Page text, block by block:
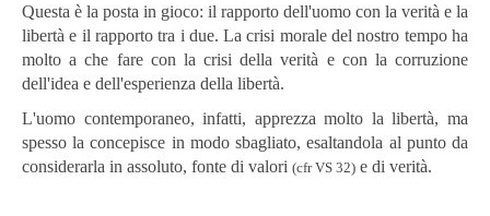
Questa è la posta in gioco: il rapporto dell'uomo con la verità e la
libertà e il rapporto tra i due. La crisi morale del nostro tempo ha
molto a che fare con la crisi della verità e con la corruzione
dell'idea e dell'esperienza della libertà.
L'uomo contemporaneo, infatti, apprezza molto la libertà, ma
spesso la concepisce in modo sbagliato, esaltandola al punto da
considerarla in assoluto, fonte di valori (cfr VS 32) e di verità.